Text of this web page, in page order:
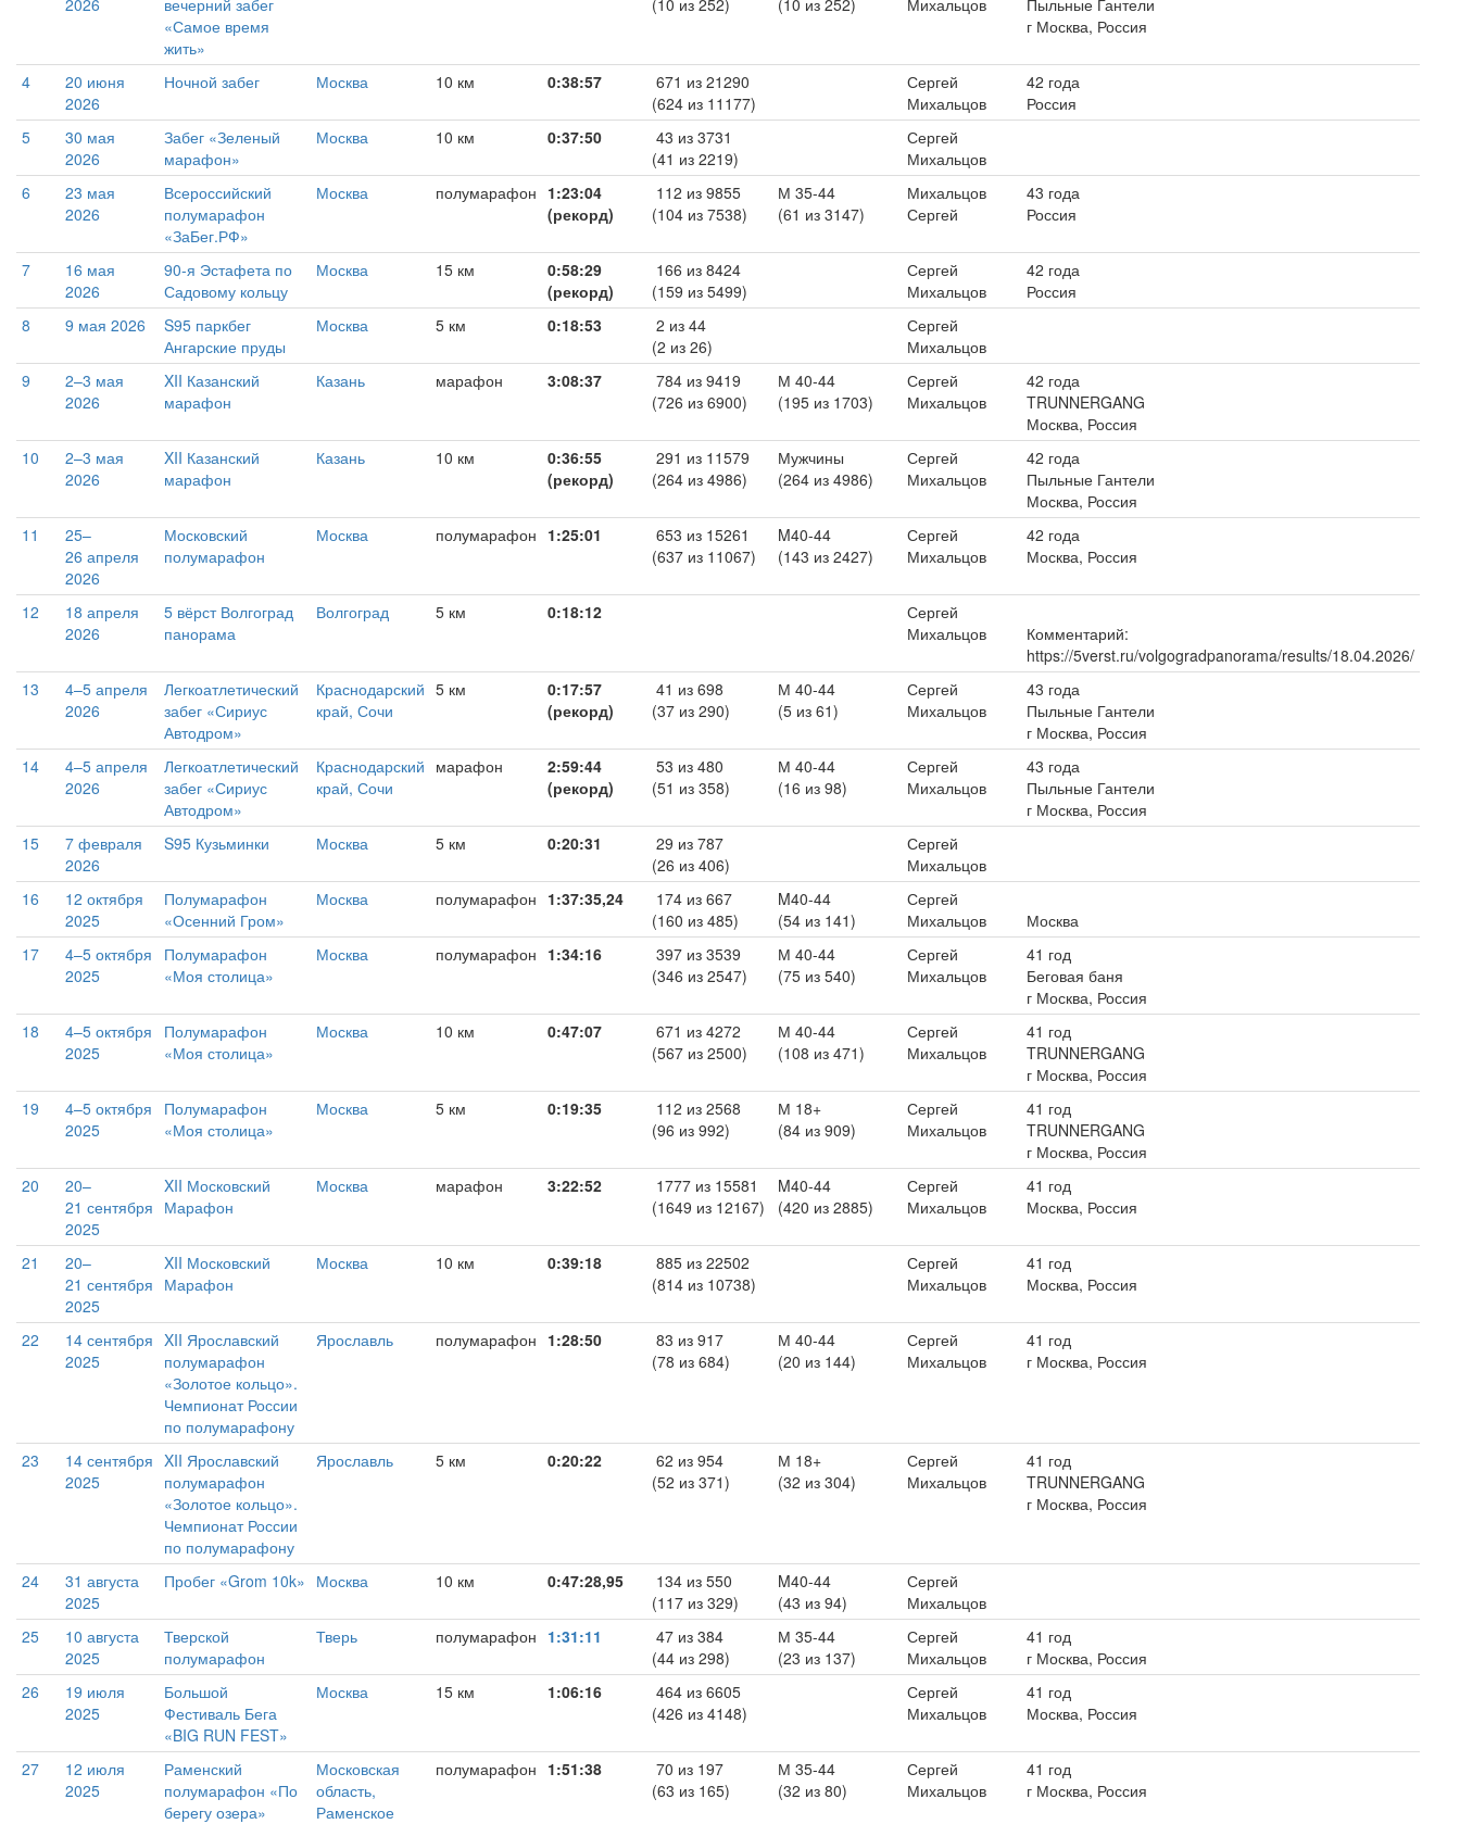
2026
вечерний забег
«Самое время
жить»
(10 из 252)
(10 из 252)
Михальцов
Пыльные Гантели
г Москва, Россия
4
20 июня
2026
Ночной забег Москва 10 км 0:38:57
671 из 21290
(624 из 11177)
Сергей
Михальцов
42 года
Россия
5
30 мая
2026
Забег «Зеленый
марафон»
Москва 10 км 0:37:50
43 из 3731
(41 из 2219)
Сергей
Михальцов
6
23 мая
2026
Всероссийский
полумарафон
«ЗаБег.РФ»
Москва полумарафон 1:23:04
(рекорд)
112 из 9855
(104 из 7538)
М 35-44
(61 из 3147)
Михальцов
Сергей
43 года
Россия
7
16 мая
2026
90-я Эстафета по
Садовому кольцу
Москва 15 км
0:58:29
(рекорд)
166 из 8424
(159 из 5499)
Сергей
Михальцов
42 года
Россия
8
9 мая 2026
S95 паркбег
Ангарские пруды
Москва 5 км 0:18:53
2 из 44
(2 из 26)
Сергей
Михальцов
9
2–3 мая
2026
XII Казанский
марафон
Казань марафон 3:08:37
784 из 9419
(726 из 6900)
М 40-44
(195 из 1703)
Сергей
Михальцов
42 года
TRUNNERGANG
Москва, Россия
10
2–3 мая
2026
XII Казанский
марафон
Казань 10 км
0:36:55
(рекорд)
291 из 11579
(264 из 4986)
Мужчины
(264 из 4986)
Сергей
Михальцов
42 года
Пыльные Гантели
Москва, Россия
11
25–
26 апреля
2026
Московский
полумарафон
Москва полумарафон 1:25:01
653 из 15261
(637 из 11067)
M40-44
(143 из 2427)
Сергей
Михальцов
42 года
Москва, Россия
12
18 апреля
2026
5 вёрст Волгоград
панорама
Волгоград 5 км 0:18:12
Сергей
Михальцов
Комментарий:
https://5verst.ru/volgogradpanorama/results/18.04.2026/
13
4–5 апреля
2026
Легкоатлетический
забег «Сириус
Автодром»
Краснодарский
край, Сочи
5 км
0:17:57
(рекорд)
41 из 698
(37 из 290)
М 40-44
(5 из 61)
Сергей
Михальцов
43 года
Пыльные Гантели
г Москва, Россия
14
4–5 апреля
2026
Легкоатлетический
забег «Сириус
Автодром»
Краснодарский
край, Сочи
марафон
2:59:44
(рекорд)
53 из 480
(51 из 358)
М 40-44
(16 из 98)
Сергей
Михальцов
43 года
Пыльные Гантели
г Москва, Россия
15
7 февраля
2026
S95 Кузьминки Москва 5 км 0:20:31
29 из 787
(26 из 406)
Сергей
Михальцов
16
12 октября
2025
Полумарафон
«Осенний Гром»
Москва полумарафон 1:37:35,24
174 из 667
(160 из 485)
M40-44
(54 из 141)
Сергей
Михальцов
Москва
17
4–5 октября
2025
Полумарафон
«Моя столица»
Москва полумарафон 1:34:16
397 из 3539
(346 из 2547)
М 40-44
(75 из 540)
Сергей
Михальцов
41 год
Беговая баня
г Москва, Россия
18
4–5 октября
2025
Полумарафон
«Моя столица»
Москва 10 км 0:47:07
671 из 4272
(567 из 2500)
М 40-44
(108 из 471)
Сергей
Михальцов
41 год
TRUNNERGANG
г Москва, Россия
19
4–5 октября
2025
Полумарафон
«Моя столица»
Москва 5 км 0:19:35
112 из 2568
(96 из 992)
М 18+
(84 из 909)
Сергей
Михальцов
41 год
TRUNNERGANG
г Москва, Россия
20
20–
21 сентября
2025
XII Московский
Марафон
Москва марафон 3:22:52
1777 из 15581
(1649 из 12167)
M40-44
(420 из 2885)
Сергей
Михальцов
41 год
Москва, Россия
21
20–
21 сентября
2025
XII Московский
Марафон
Москва 10 км 0:39:18
885 из 22502
(814 из 10738)
Сергей
Михальцов
41 год
Москва, Россия
22
14 сентября
2025
XII Ярославский
полумарафон
«Золотое кольцо».
Чемпионат России
по полумарафону
Ярославль полумарафон 1:28:50
83 из 917
(78 из 684)
М 40-44
(20 из 144)
Сергей
Михальцов
41 год
г Москва, Россия
23
14 сентября
2025
XII Ярославский
полумарафон
«Золотое кольцо».
Чемпионат России
по полумарафону
Ярославль 5 км 0:20:22
62 из 954
(52 из 371)
М 18+
(32 из 304)
Сергей
Михальцов
41 год
TRUNNERGANG
г Москва, Россия
24
31 августа
2025
Пробег «Grom 10k» Москва 10 км 0:47:28,95
134 из 550
(117 из 329)
M40-44
(43 из 94)
Сергей
Михальцов
25
10 августа
2025
Тверской
полумарафон
Тверь полумарафон 1:31:11
47 из 384
(44 из 298)
М 35-44
(23 из 137)
Сергей
Михальцов
41 год
г Москва, Россия
26
19 июля
2025
Большой
Фестиваль Бега
«BIG RUN FEST»
Москва 15 км 1:06:16
464 из 6605
(426 из 4148)
Сергей
Михальцов
41 год
Москва, Россия
27
12 июля
2025
Раменский
полумарафон «По
берегу озера»
Московская
область,
Раменское
полумарафон 1:51:38
70 из 197
(63 из 165)
М 35-44
(32 из 80)
Сергей
Михальцов
41 год
г Москва, Россия